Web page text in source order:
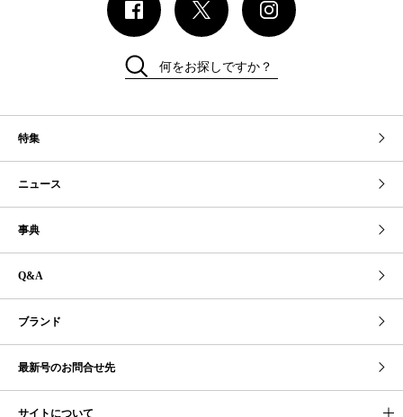
特集
ニュース
事典
Q&A
ブランド
最新号のお問合せ先
何をお探しですか？
サイトについて